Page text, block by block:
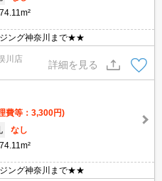
74.11m²
ング神奈川まで★★
川店
詳細を見る
費等：3,300円)
なし
74.11m²
ング神奈川まで★★